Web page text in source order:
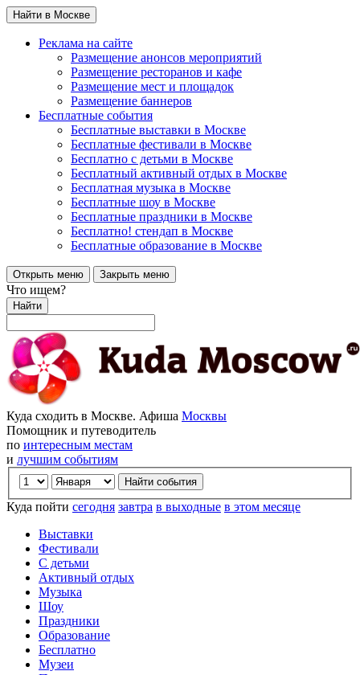
Найти в Москве
Реклама на сайте
Размещение анонсов мероприятий
Размещение ресторанов и кафе
Размещение мест и площадок
Размещение баннеров
Бесплатные события
Бесплатные выставки в Москве
Бесплатные фестивали в Москве
Бесплатно с детьми в Москве
Бесплатный активный отдых в Москве
Бесплатная музыка в Москве
Бесплатные шоу в Москве
Бесплатные праздники в Москве
Бесплатно! стендап в Москве
Бесплатные образование в Москве
Открыть меню Закрыть меню
Что ищем?
Найти
Куда сходить в Москве. Афиша Москвы
Помощник и путеводитель
по интересным местам
и лучшим событиям
Куда пойти сегодня завтра в выходные в этом месяце
Выставки
Фестивали
С детьми
Активный отдых
Музыка
Шоу
Праздники
Образование
Бесплатно
Музеи